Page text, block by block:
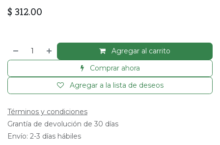
$ 312.00
Agregar al carrito
Comprar ahora
Agregar a la lista de deseos
Términos y condiciones
Grantía de devolución de 30 días
Envío: 2-3 días hábiles